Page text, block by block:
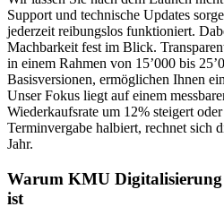
Support und technische Updates
jederzeit reibungslos funktioniert.
Machbarkeit fest im Blick.
in einem Rahmen von 15’000 bis
Basisversionen, ermöglichen Ihnen
Unser Fokus liegt auf einem
Wiederkaufsrate um 12% steigert
Terminvergabe halbiert, rechnet sich
Jahr.
Warum KMU Digitalisierung
ist